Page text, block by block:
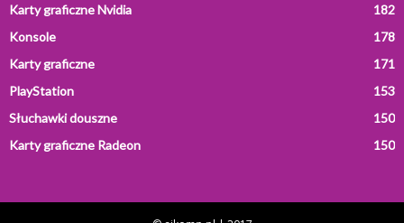
Karty graficzne Nvidia
182
Konsole
178
Karty graficzne
171
PlayStation
153
Słuchawki douszne
150
Karty graficzne Radeon
150